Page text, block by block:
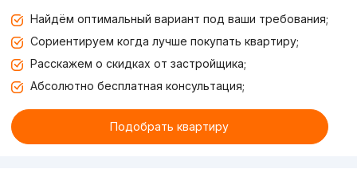
Найдём оптимальный вариант под ваши требования;
Сориентируем когда лучше покупать квартиру;
Расскажем о скидках от застройщика;
Абсолютно бесплатная консультация;
Подобрать квартиру